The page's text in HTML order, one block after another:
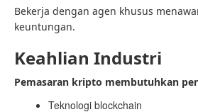
Bekerja dengan agen khusus
keuntungan.
Keahlian Industri
Pemasaran kripto membutuhkan
Teknologi blockchain